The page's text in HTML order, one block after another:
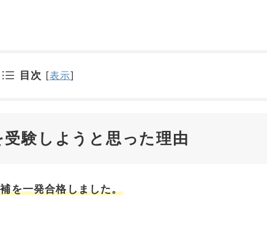
目次 [表示]
験しようと思った理由
を一発合格しました。